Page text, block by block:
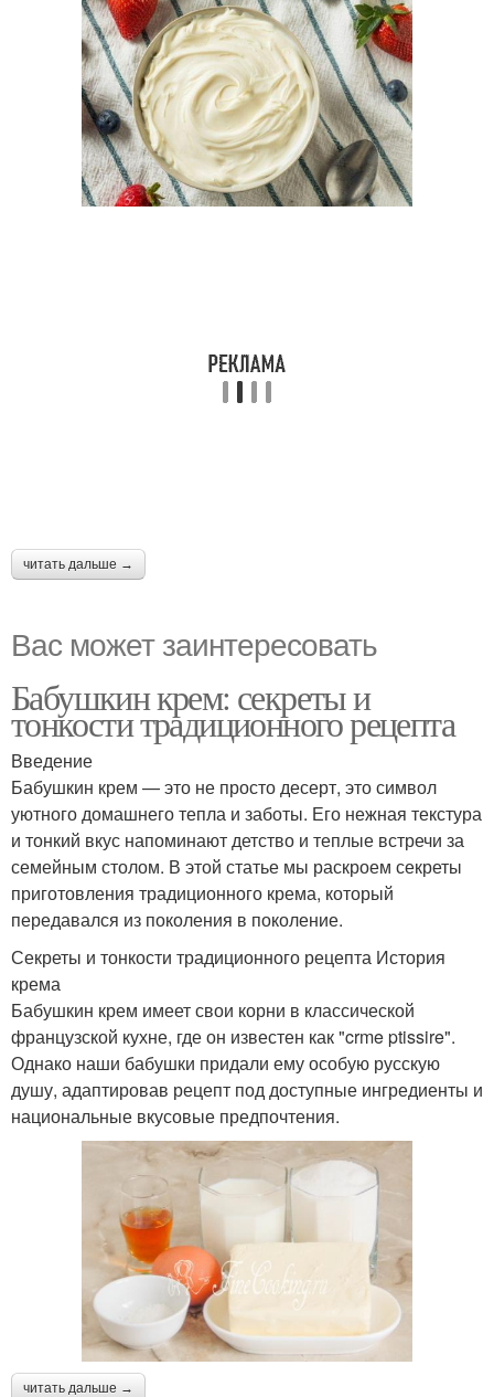
читать дальше →
Вас может заинтересовать
Бабушкин крем: секреты и
тонкости традиционного рецепта
Введение
Бабушкин крем — это не просто десерт, это символ
уютного домашнего тепла и заботы. Его нежная текстура
и тонкий вкус напоминают детство и теплые встречи за
семейным столом. В этой статье мы раскроем секреты
приготовления традиционного крема, который
передавался из поколения в поколение.
Секреты и тонкости традиционного рецепта История
крема
Бабушкин крем имеет свои корни в классической
французской кухне, где он известен как "crme ptissire".
Однако наши бабушки придали ему особую русскую
душу, адаптировав рецепт под доступные ингредиенты и
национальные вкусовые предпочтения.
читать дальше →